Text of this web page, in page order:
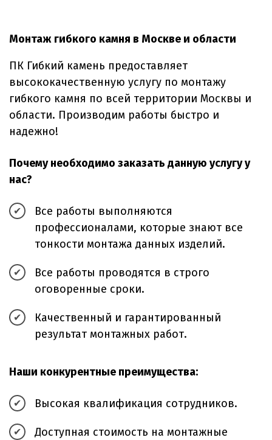
Монтаж гибкого камня в Москве и области
ПК Гибкий камень предоставляет
высококачественную услугу по монтажу
гибкого камня по всей территории Москвы и
области. Производим работы быстро и
надежно!
Почему необходимо заказать данную услугу у
нас?
Все работы выполняются
профессионалами, которые знают все
тонкости монтажа данных изделий.
Все работы проводятся в строго
оговоренные сроки.
Качественный и гарантированный
результат монтажных работ.
Наши конкурентные преимущества:
Высокая квалификация сотрудников.
Доступная стоимость на монтажные